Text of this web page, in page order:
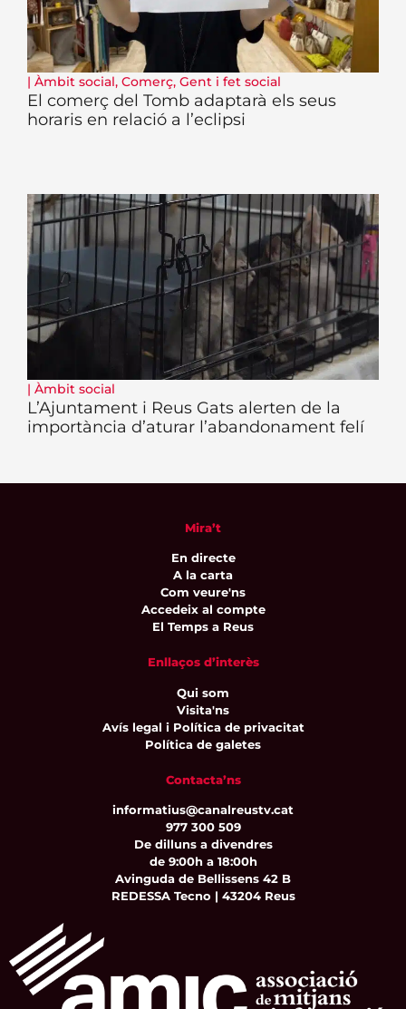
| Àmbit social, Comerç, Gent i fet social
El comerç del Tomb adaptarà els seus
horaris en relació a l’eclipsi
| Àmbit social
L’Ajuntament i Reus Gats alerten de la
importància d’aturar l’abandonament felí
Mira’t
En directe
A la carta
Com veure'ns
Accedeix al compte
El Temps a Reus
Enllaços d’interès
Qui som
Visita'ns
Avís legal i Política de privacitat
Política de galetes
Contacta’ns
informatius@canalreustv.cat
977 300 509
De dilluns a divendres
de 9:00h a 18:00h
Avinguda de Bellissens 42 B
REDESSA Tecno | 43204 Reus